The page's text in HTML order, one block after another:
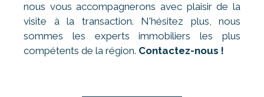
nous vous accompagnerons avec plaisir de la
visite à la transaction. N'hésitez plus, nous
sommes les experts immobiliers les plus
compétents de la région. Contactez-nous !